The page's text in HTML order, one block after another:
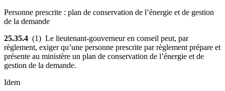
Personne prescrite : plan de conservation de l’énergie et de gestion
de la demande
25.35.4 (1) Le lieutenant-gouverneur en conseil peut, par
règlement, exiger qu’une personne prescrite par règlement prépare et
présente au ministère un plan de conservation de l’énergie et de
gestion de la demande.
Idem